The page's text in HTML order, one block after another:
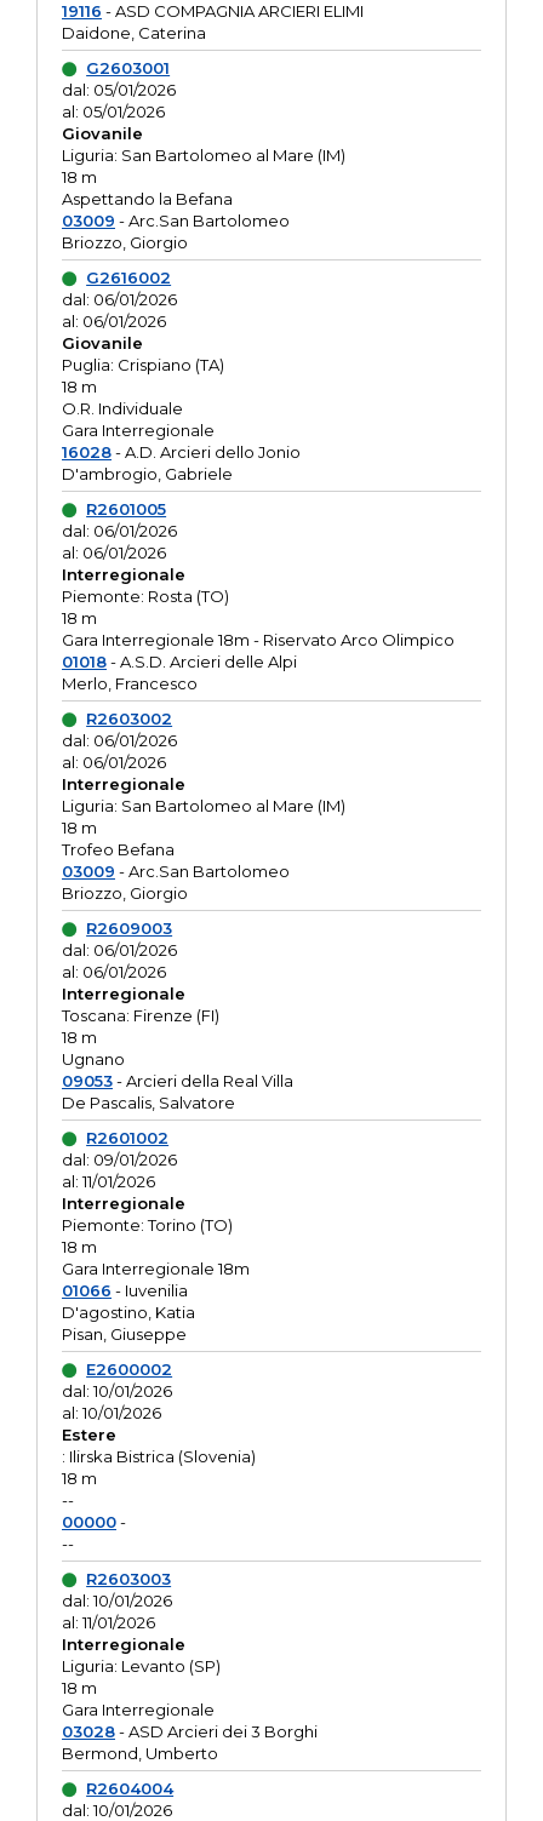
19116 - ASD COMPAGNIA ARCIERI ELIMI
Daidone, Caterina
G2603001
dal: 05/01/2026
al: 05/01/2026
Giovanile
Liguria: San Bartolomeo al Mare (IM)
18 m
Aspettando la Befana
03009 - Arc.San Bartolomeo
Briozzo, Giorgio
G2616002
dal: 06/01/2026
al: 06/01/2026
Giovanile
Puglia: Crispiano (TA)
18 m
O.R. Individuale
Gara Interregionale
16028- A.D. Arcieri dello Jonio
D'ambrogio, Gabriele
R2601005
dal: 06/01/2026
al: 06/01/2026
Interregionale
Piemonte: Rosta (TO)
18 m
Gara Interregionale 18m - Riservato Arco Olimpico
01018- A.S.D. Arcieri delle Alpi
Merlo, Francesco
R2603002
dal: 06/01/2026
al: 06/01/2026
Interregionale
Liguria: San Bartolomeo al Mare (IM)
18 m
Trofeo Befana
03009 - Arc.San Bartolomeo
Briozzo, Giorgio
R2609003
dal: 06/01/2026
al: 06/01/2026
Interregionale
Toscana: Firenze (FI)
18 m
Ugnano
09053- Arcieri della Real Villa
De Pascalis, Salvatore
R2601002
dal: 09/01/2026
al: 11/01/2026
Interregionale
Piemonte: Torino (TO)
18 m
Gara Interregionale 18m
01066 - Iuvenilia
D'agostino, Katia
Pisan, Giuseppe
E2600002
dal: 10/01/2026
al: 10/01/2026
Estere
: Ilirska Bistrica (Slovenia)
18 m
--
00000-
--
R2603003
dal: 10/01/2026
al: 11/01/2026
Interregionale
Liguria: Levanto (SP)
18 m
Gara Interregionale
03028- ASD Arcieri dei 3 Borghi
Bermond, Umberto
R2604004
dal: 10/01/2026